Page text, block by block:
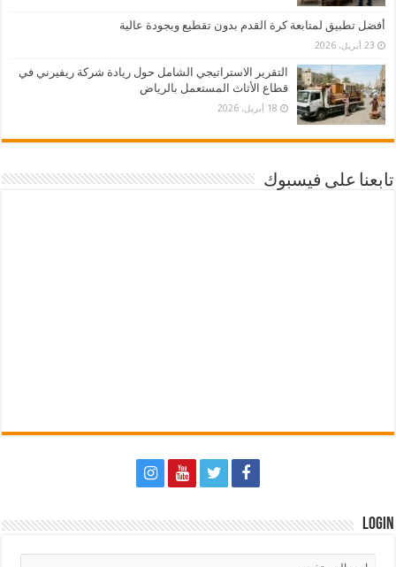
أفضل تطبيق لمتابعة كرة القدم بدون تقطيع وبجودة عالية
23 أبريل، 2026
التقرير الاستراتيجي الشامل حول ريادة شركة ريفيرني في
قطاع الأثاث المستعمل بالرياض
18 أبريل، 2026
تابعنا على فيسبوك
Login